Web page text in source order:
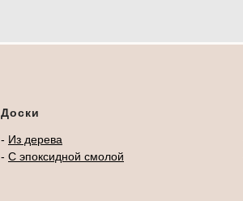
Доски
- Из дерева
- С эпоксидной смолой